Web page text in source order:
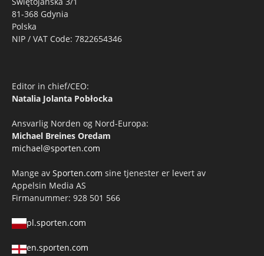
81-368 Gdynia
Polska
NIP / VAT Code: 7822654346
Editor in chief/CEO:
Natalia Jolanta Pobłocka
Ansvarlig Norden og Nord-Europa:
Michael Breines Oredam
michael@sporten.com
Mange av Sporten.com sine tjenester er levert av
Appelsin Media AS
Firmanummer: 928 501 566
pl.sporten.com
en.sporten.com